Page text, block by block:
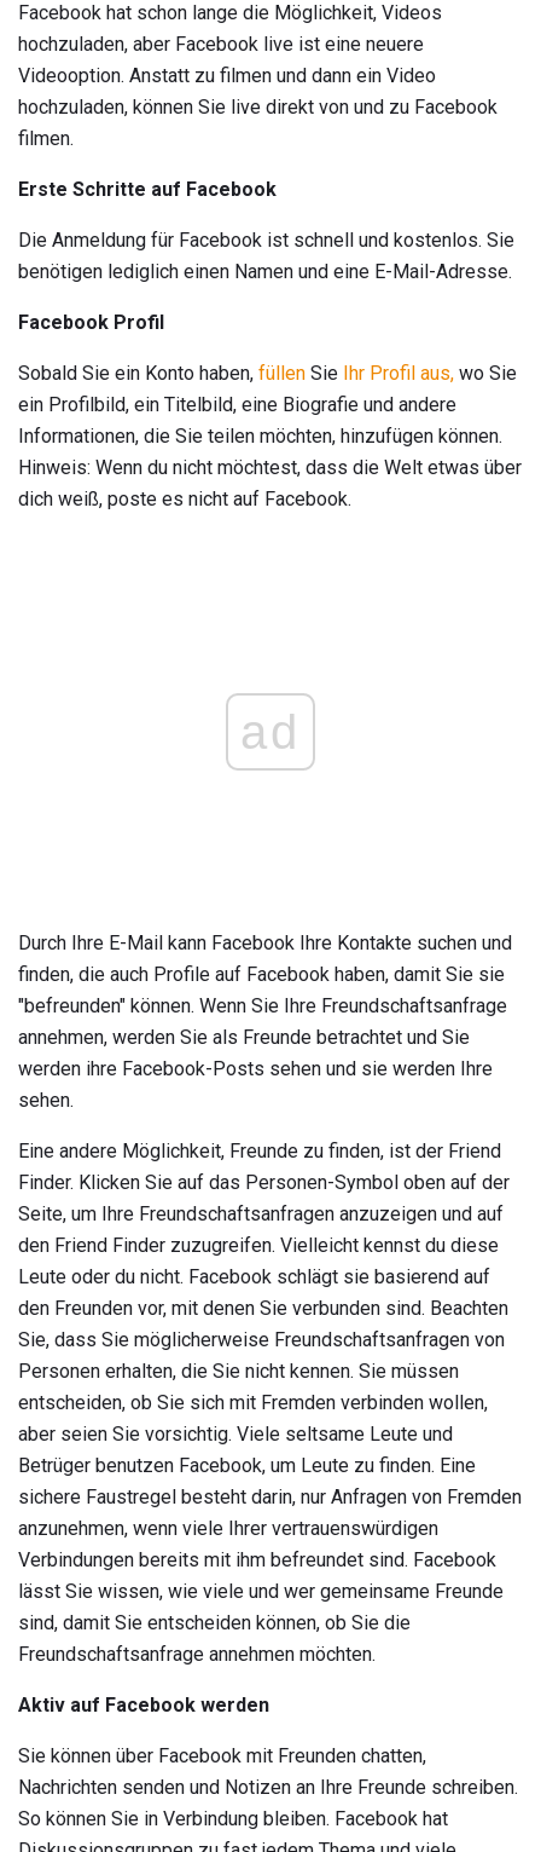
Facebook hat schon lange die Möglichkeit, Videos
hochzuladen, aber Facebook live ist eine neuere
Videooption. Anstatt zu filmen und dann ein Video
hochzuladen, können Sie live direkt von und zu Facebook
filmen.
Erste Schritte auf Facebook
Die Anmeldung für Facebook ist schnell und kostenlos. Sie
benötigen lediglich einen Namen und eine E-Mail-Adresse.
Facebook Profil
Sobald Sie ein Konto haben, füllen Sie Ihr Profil aus, wo Sie
ein Profilbild, ein Titelbild, eine Biografie und andere
Informationen, die Sie teilen möchten, hinzufügen können.
Hinweis: Wenn du nicht möchtest, dass die Welt etwas über
dich weiß, poste es nicht auf Facebook.
ad
Durch Ihre E-Mail kann Facebook Ihre Kontakte suchen und
finden, die auch Profile auf Facebook haben, damit Sie sie
"befreunden" können. Wenn Sie Ihre Freundschaftsanfrage
annehmen, werden Sie als Freunde betrachtet und Sie
werden ihre Facebook-Posts sehen und sie werden Ihre
sehen.
Eine andere Möglichkeit, Freunde zu finden, ist der Friend
Finder. Klicken Sie auf das Personen-Symbol oben auf der
Seite, um Ihre Freundschaftsanfragen anzuzeigen und auf
den Friend Finder zuzugreifen. Vielleicht kennst du diese
Leute oder du nicht. Facebook schlägt sie basierend auf
den Freunden vor, mit denen Sie verbunden sind. Beachten
Sie, dass Sie möglicherweise Freundschaftsanfragen von
Personen erhalten, die Sie nicht kennen. Sie müssen
entscheiden, ob Sie sich mit Fremden verbinden wollen,
aber seien Sie vorsichtig. Viele seltsame Leute und
Betrüger benutzen Facebook, um Leute zu finden. Eine
sichere Faustregel besteht darin, nur Anfragen von Fremden
anzunehmen, wenn viele Ihrer vertrauenswürdigen
Verbindungen bereits mit ihm befreundet sind. Facebook
lässt Sie wissen, wie viele und wer gemeinsame Freunde
sind, damit Sie entscheiden können, ob Sie die
Freundschaftsanfrage annehmen möchten.
Aktiv auf Facebook werden
Sie können über Facebook mit Freunden chatten,
Nachrichten senden und Notizen an Ihre Freunde schreiben.
So können Sie in Verbindung bleiben. Facebook hat